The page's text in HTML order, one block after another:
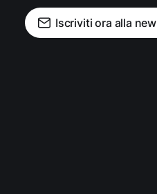
Iscriviti ora alla